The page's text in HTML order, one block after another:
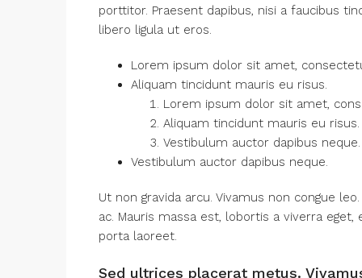
porttitor. Praesent dapibus, nisi a faucibus
libero ligula ut eros.
Lorem ipsum dolor sit amet,
Aliquam tincidunt mauris eu risus.
Lorem ipsum dolor sit amet,
Aliquam tincidunt mauris eu risus.
Vestibulum auctor dapibus neque.
Vestibulum auctor dapibus neque.
Ut non gravida arcu. Vivamus non congue
ac. Mauris massa est, lobortis a viverra
porta laoreet.
Sed ultrices placerat metus.